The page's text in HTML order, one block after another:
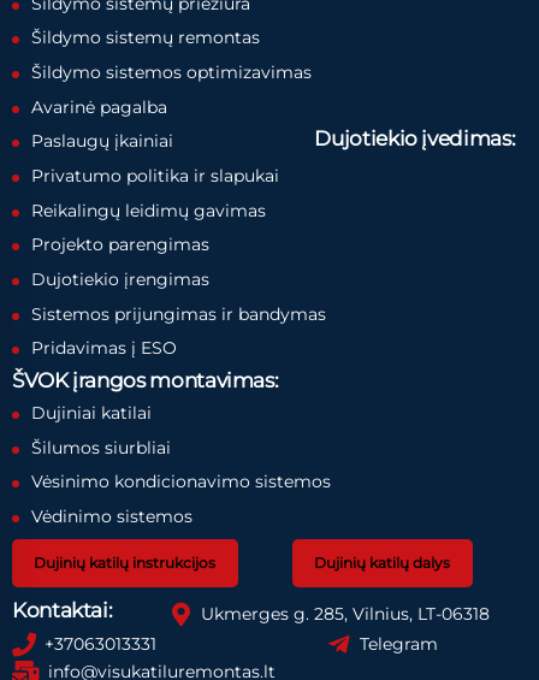
Šildymo sistemų remontas
Šildymo sistemos optimizavimas
Avarinė pagalba
Paslaugų įkainiai
Privatumo politika ir slapukai
Dujotiekio įvedimas:
Reikalingų leidimų gavimas
Projekto parengimas
Dujotiekio įrengimas
Sistemos prijungimas ir bandymas
Pridavimas į ESO
ŠVOK įrangos montavimas:
Dujiniai katilai
Šilumos siurbliai
Vėsinimo kondicionavimo sistemos
Vėdinimo sistemos
Dujinių katilų instrukcijos Dujinių katilų dalys
Kontaktai:
Ukmerges g. 285, Vilnius, LT-06318
+37063013331
Telegram
info@visukatiluremontas.lt